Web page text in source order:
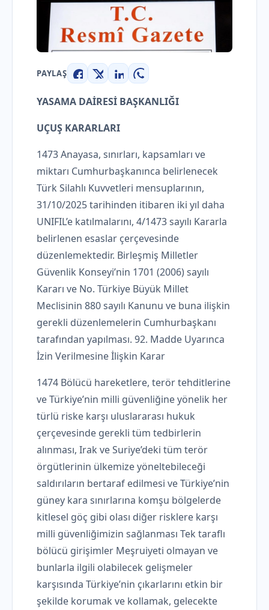
PAYLAŞ
Facebook
X LinkedInWhatsApp
YASAMA DAİRESİ BAŞKANLIĞI
UÇUŞ KARARLARI
1473 Anayasa, sınırları, kapsamları ve
miktarı Cumhurbaşkanınca belirlenecek
Türk Silahlı Kuvvetleri mensuplarının,
31/10/2025 tarihinden itibaren iki yıl daha
UNIFIL’e katılmalarını, 4/1473 sayılı Kararla
belirlenen esaslar çerçevesinde
düzenlemektedir. Birleşmiş Milletler
Güvenlik Konseyi’nin 1701 (2006) sayılı
Kararı ve No. Türkiye Büyük Millet
Meclisinin 880 sayılı Kanunu ve buna ilişkin
gerekli düzenlemelerin Cumhurbaşkanı
tarafından yapılması. 92. Madde Uyarınca
İzin Verilmesine İlişkin Karar
1474 Bölücü hareketlere, terör tehditlerine
ve Türkiye’nin milli güvenliğine yönelik her
türlü riske karşı uluslararası hukuk
çerçevesinde gerekli tüm tedbirlerin
alınması, Irak ve Suriye’deki tüm terör
örgütlerinin ülkemize yöneltebileceği
saldırıların bertaraf edilmesi ve Türkiye’nin
güney kara sınırlarına komşu bölgelerde
kitlesel göç gibi olası diğer risklere karşı
milli güvenliğimizin sağlanması Tek taraflı
bölücü girişimler Meşruiyeti olmayan ve
bunlarla ilgili olabilecek gelişmeler
karşısında Türkiye’nin çıkarlarını etkin bir
şekilde korumak ve kollamak, gelecekte